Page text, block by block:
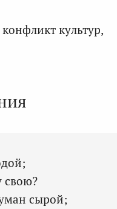
культур,
свою?
сырой;